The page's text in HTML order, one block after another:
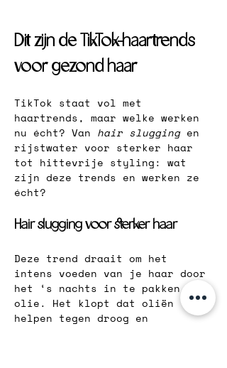
Dit zijn de TikTok-haartrends
voor gezond haar
TikTok staat vol met
haartrends, maar welke werken
nu écht? Van hair slugging en
rijstwater voor sterker haar
tot hittevrije styling: wat
zijn deze trends en werken ze
écht?
Hair slugging voor sterker haar
Deze trend draait om het
intens voeden van je haar door
het ‘s nachts in te pakken met
olie. Het klopt dat oliën
helpen tegen droog en